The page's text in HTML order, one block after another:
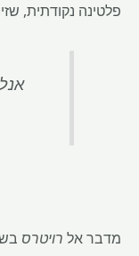
פלטינה נקודתית, שזינקה ב-127% ב-2025 והגיעה לשיא של 2,918.80 דולר לאונקיה ב-26
מדבר אל רויטרס